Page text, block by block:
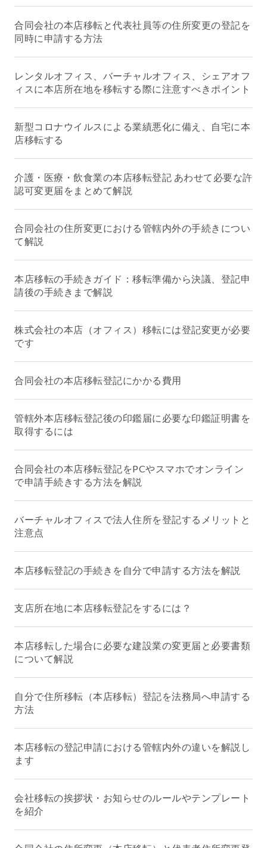
合同会社の本店移転と代表社員等の住所変更の登記を
同時に申請する方法
レンタルオフィス、バーチャルオフィス、シェアオフ
ィスに本店所在地を移転する際に注意すべきポイント
新型コロナウイルスによる業績悪化に備え、自宅に本
店移転する
介護・医療・飲食業の本店移転登記 あわせて必要な許
認可変更届をまとめて解説
合同会社の住所変更における管轄内外の手続きについ
て解説
本店移転の手続きガイド：移転準備から決議、登記申
請後の手続きまで解説
株式会社の本店（オフィス）移転には登記変更が必要
です
合同会社の本店移転登記にかかる費用
管轄外本店移転登記後の印鑑届に必要な印鑑証明書を
取得するには
合同会社の本店移転登記をPCやスマホでオンライン
で申請手続きする方法を解説
バーチャルオフィスで法人住所を登記するメリットと
注意点
本店移転登記の手続きを自分で申請する方法を解説
支店所在地に本店移転登記をするには？
本店移転した場合に必要な建設業の変更届と必要書類
について解説
自分で住所移転（本店移転）登記を法務局へ申請する
方法
本店移転の登記申請における管轄内外の違いを解説し
ます
会社移転の挨拶状・お知らせのルールやテンプレート
を紹介